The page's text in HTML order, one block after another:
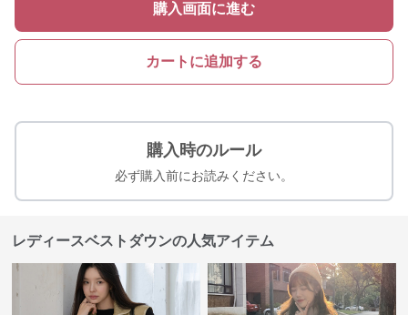
購入画面に進む
カートに追加する
購入時のルール
必ず購入前にお読みください。
レディースベストダウンの人気アイテム